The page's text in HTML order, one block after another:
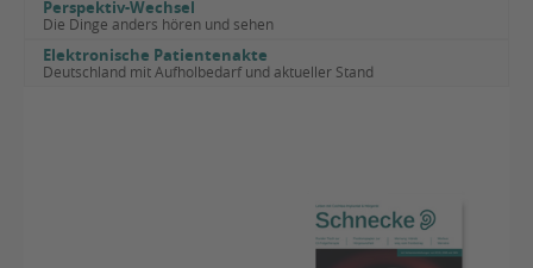
Perspektiv-Wechsel
Die Dinge anders hören und sehen
Elektronische Patientenakte
Deutschland mit Aufholbedarf und aktueller Stand